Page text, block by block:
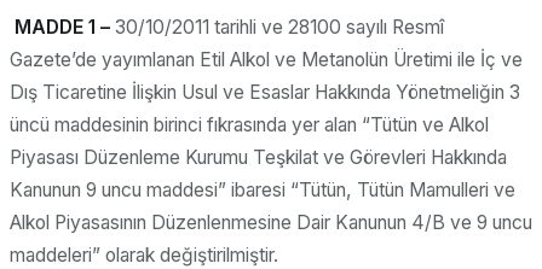
MADDE 1 – 30/10/2011 tarihli ve 28100 sayılı Resmî
Gazete’de yayımlanan Etil Alkol ve Metanolün Üretimi ile İç ve
Dış Ticaretine İlişkin Usul ve Esaslar Hakkında Yönetmeliğin 3
üncü maddesinin birinci fıkrasında yer alan “Tütün ve Alkol
Piyasası Düzenleme Kurumu Teşkilat ve Görevleri Hakkında
Kanunun 9 uncu maddesi” ibaresi “Tütün, Tütün Mamulleri ve
Alkol Piyasasının Düzenlenmesine Dair Kanunun 4/B ve 9 uncu
maddeleri” olarak değiştirilmiştir.